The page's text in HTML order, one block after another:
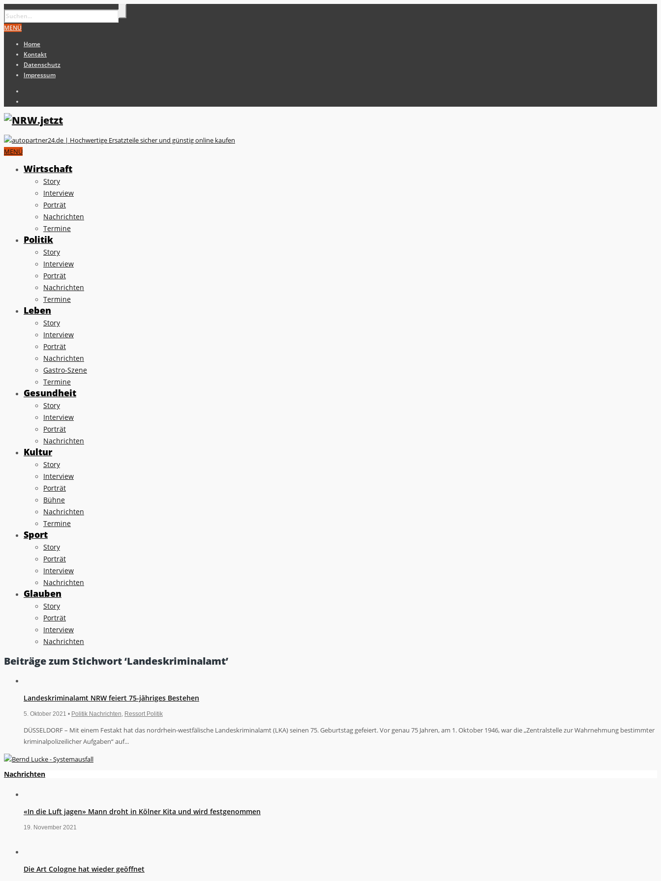
MENÜ
Home
Kontakt
Datenschutz
Impressum
MENÜ
Wirtschaft
Story
Interview
Porträt
Nachrichten
Termine
Politik
Story
Interview
Porträt
Nachrichten
Termine
Leben
Story
Interview
Porträt
Nachrichten
Gastro-Szene
Termine
Gesundheit
Story
Interview
Porträt
Nachrichten
Kultur
Story
Interview
Porträt
Bühne
Nachrichten
Termine
Sport
Story
Porträt
Interview
Nachrichten
Glauben
Story
Porträt
Interview
Nachrichten
Beiträge zum Stichwort ‘Landeskriminalamt’
Landeskriminalamt NRW feiert 75-jähriges Bestehen
5. Oktober 2021 • Politik Nachrichten Ressort Politik
DÜSSELDORF – Mit einem Festakt hat das nordrhein-westfälische Landeskriminalamt (LKA) seinen 75. Geburtstag gefeiert. Vor genau 75 Jahren, am 1. Oktober 1946, war die „Zentralstelle zur Wahrnehmung bestimmter
kriminalpolizeilicher Aufgaben“ auf...
Nachrichten
«In die Luft jagen» Mann droht in Kölner Kita und wird festgenommen
19. November 2021
Die Art Cologne hat wieder geöffnet